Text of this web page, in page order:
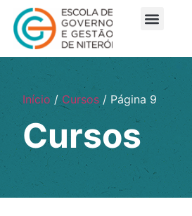
Início/Cursos/ Página 9
Cursos